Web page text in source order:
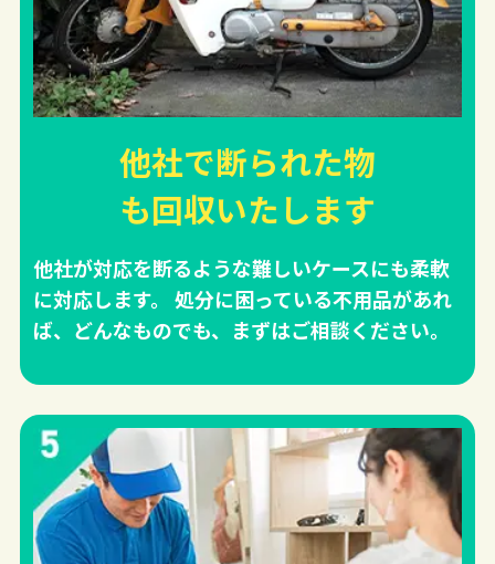
他社で断られた物
も回収いたします
他社が対応を断るような難しいケースにも柔軟
に対応します。 処分に困っている不用品があれ
ば、どんなものでも、まずはご相談ください。